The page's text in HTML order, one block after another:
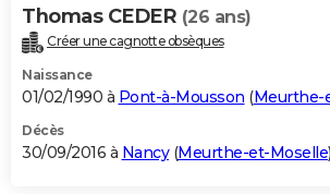
Thomas CEDER (26 ans)
Créer une cagnotte obsèques
Naissance
01/02/1990 à Pont-à-Mousson (Meurthe-
Décès
30/09/2016 à Nancy(Meurthe-et-Moselle)